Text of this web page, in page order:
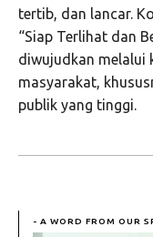
tertib, dan lancar.
“Siap Terlihat dan
diwujudkan melalui
masyarakat,
publik yang tinggi.
- A WORD FROM OUR